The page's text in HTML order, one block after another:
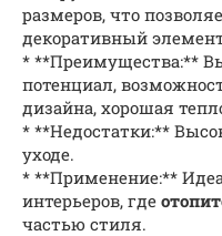
размеров, что
декоративный
* **Преимущества:**
потенциал,
дизайна, хорошая
* **Недостатки:**
уходе.
* **Применение:**
интерьеров, где
частью стиля.